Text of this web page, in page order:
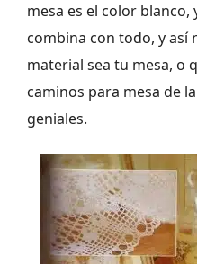
mesa es el color
combina con todo, y así
material sea tu mesa, o
caminos para mesa de
geniales.